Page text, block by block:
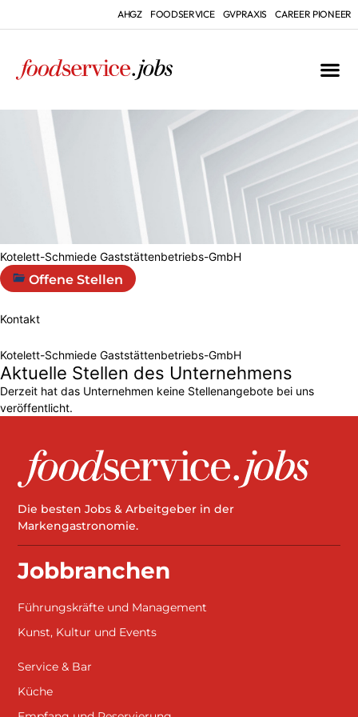
AHGZ FOODSERVICE GVPRAXIS CAREER PIONEER
Kotelett-Schmiede Gaststättenbetriebs-GmbH
Offene Stellen
Kontakt
Kotelett-Schmiede Gaststättenbetriebs-GmbH
Aktuelle Stellen des Unternehmens
Derzeit hat das Unternehmen keine Stellenangebote bei uns
veröffentlicht.
Die besten Jobs & Arbeitgeber in der
Markengastronomie.
Jobbranchen
Führungskräfte und Management
Kunst, Kultur und Events
Service & Bar
Küche